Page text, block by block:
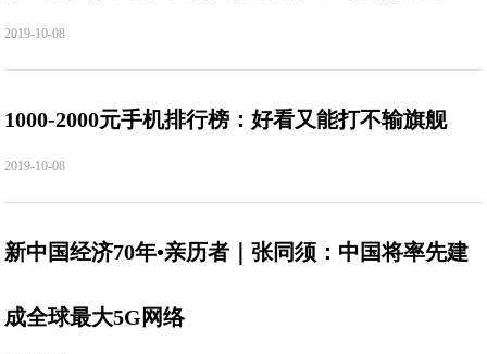
2019-10-08
1000-2000元手机排行榜：好看又能打不输旗舰
2019-10-08
新中国经济70年•亲历者｜张同须：中国将率先建
成全球最大5G网络